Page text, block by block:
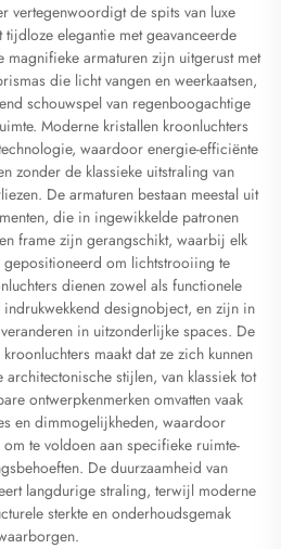
vertegenwoordigt de spits van luxe
elegantie met geavanceerde
armaturen zijn uitgerust met
die licht vangen en weerkaatsen,
schouwspel van regenboogachtige
Moderne kristallen kroonluchters
waardoor energie-efficiënte
zonder de klassieke uitstraling van
De armaturen bestaan meestal uit
die in ingewikkelde patronen
frame zijn gerangschikt, waarbij elk
om lichtstrooiing te
dienen zowel als functionele
designobject, en zijn in
in uitzonderlijke spaces. De
maakt dat ze zich kunnen
architectonische stijlen, van klassiek tot
ontwerpkenmerken omvatten vaak
en dimmogelijkheden, waardoor
te voldoen aan specifieke ruimte-
De duurzaamheid van
langdurige straling, terwijl moderne
sterkte en onderhoudsgemak